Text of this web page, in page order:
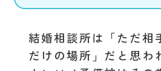
結婚相談所は「ただ相
だけの場所」だと思わ